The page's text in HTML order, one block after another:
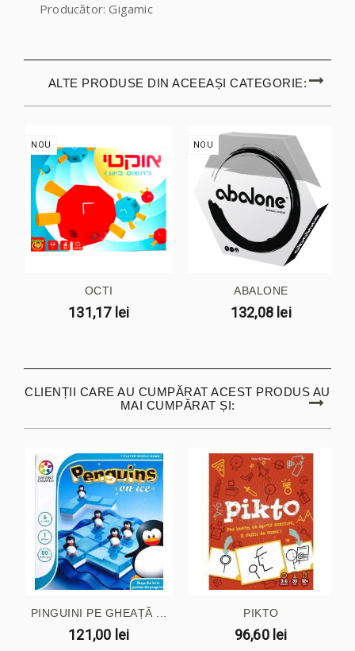
Producător: Gigamic
ALTE PRODUSE DIN ACEEAȘI CATEGORIE:
NOU
OCTI
131,17 lei
NOU
ABALONE
132,08 lei
CLIENȚII CARE AU CUMPĂRAT ACEST PRODUS AU
MAI CUMPĂRAT ȘI:
PINGUINI PE GHEAȚĂ ...
121,00 lei
PIKTO
96,60 lei